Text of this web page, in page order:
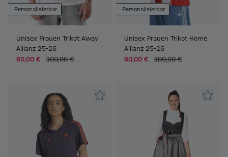
Personalisierbar
Unisex Frauen Trikot Away
Allianz 25-26
60,00 €
100,00 €
Personalisierbar
Unisex Frauen Trikot Home
Allianz 25-26
60,00 €
100,00 €